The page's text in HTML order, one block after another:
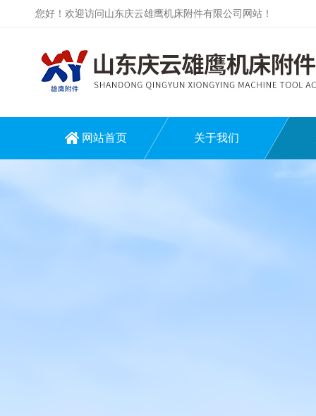
您好！欢迎访问山东庆云雄鹰机床附件有限公司网站！
网站首页 关于我们